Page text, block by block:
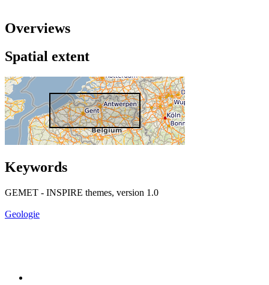
Overviews
Spatial extent
Keywords
GEMET - INSPIRE themes, version 1.0
Geologie